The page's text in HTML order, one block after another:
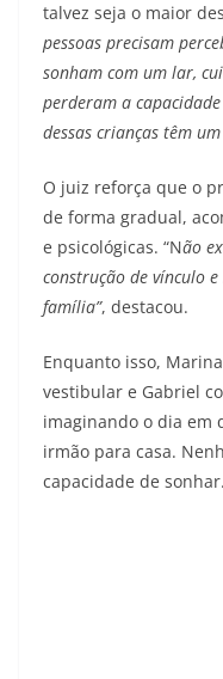
talvez seja o maior
pessoas precisam
sonham com um lar,
perderam a
dessas crianças têm
O juiz reforça que o
de forma gradual,
e psicológicas. “Não
construção de vínculo
família”, destacou.
Enquanto isso,
vestibular e Gabriel
imaginando o dia em
irmão para casa.
capacidade de sonhar.